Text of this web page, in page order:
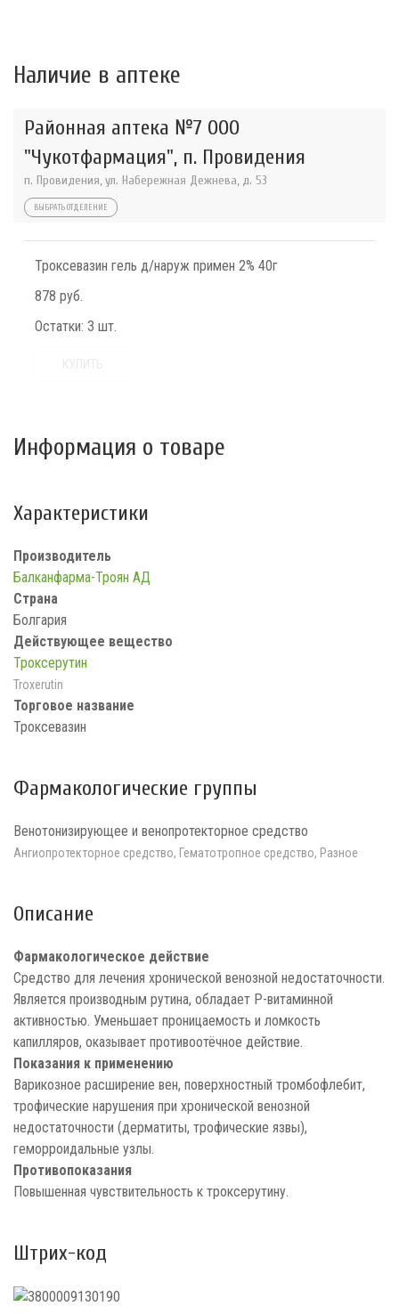
Наличие в аптеке
Районная аптека №7 ООО
"Чукотфармация", п. Провидения
п. Провидения, ул. Набережная Дежнева, д. 53
ВЫБРАТЬ ОТДЕЛЕНИЕ
Троксевазин гель д/наруж примен 2% 40г
878 руб.
Остатки: 3 шт.
Информация о товаре
Характеристики
Производитель
Балканфарма-Троян АД
Страна
Болгария
Действующее вещество
Троксерутин
Troxerutin
Торговое название
Троксевазин
Фармакологические группы
Венотонизирующее и венопротекторное средство
Ангиопротекторное средство, Гематотропное средство, Разное
Описание
Фармакологическое действие
Средство для лечения хронической венозной недостаточности.
Является производным рутина, обладает P-витаминной
активностью. Уменьшает проницаемость и ломкость
капилляров, оказывает противоотёчное действие.
Показания к применению
Варикозное расширение вен, поверхностный тромбофлебит,
трофические нарушения при хронической венозной
недостаточности (дерматиты, трофические язвы),
геморроидальные узлы.
Противопоказания
Повышенная чувствительность к троксерутину.
Штрих-код